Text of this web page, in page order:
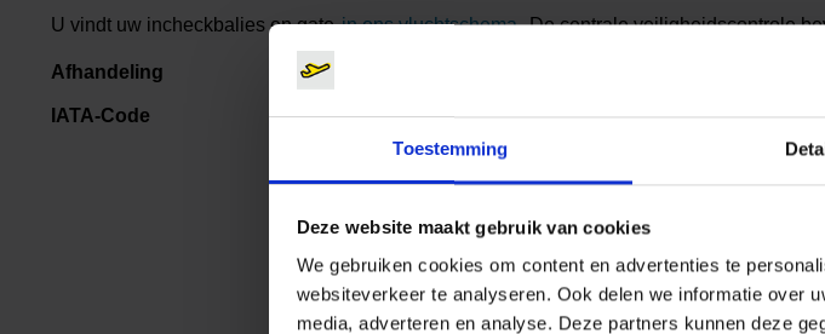
Toestemming
Deze website maakt gebruik van cookies
We gebruiken cookies om content en advertenties te
websiteverkeer te analyseren. Ook delen we informatie over
media, adverteren en analyse. Deze partners kunnen deze
U vindt uw incheckbalies en gatein ons vluchtschema. De centrale veiligheidscontrole
Afhandeling
IATA-Code EW